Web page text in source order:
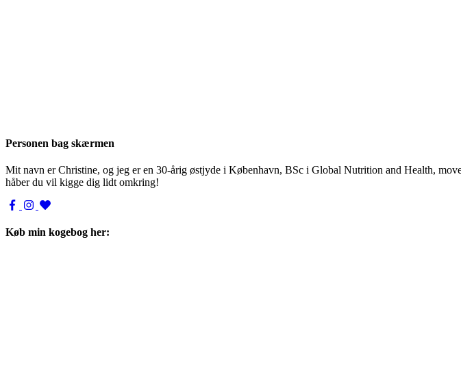
Personen bag skærmen
Mit navn er Christine, og jeg er en 30-årig østjyde i København, BSc i Global Nutrition and Health,
håber du vil kigge dig lidt omkring!
Køb min kogebog her: